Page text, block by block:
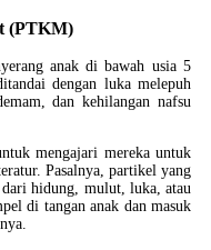
(PTKM)
anak di bawah usia 5
dengan luka melepuh
dan kehilangan nafsu
mengajari mereka untuk
Pasalnya, partikel yang
dari hidung, mulut, luka, atau
di tangan anak dan masuk